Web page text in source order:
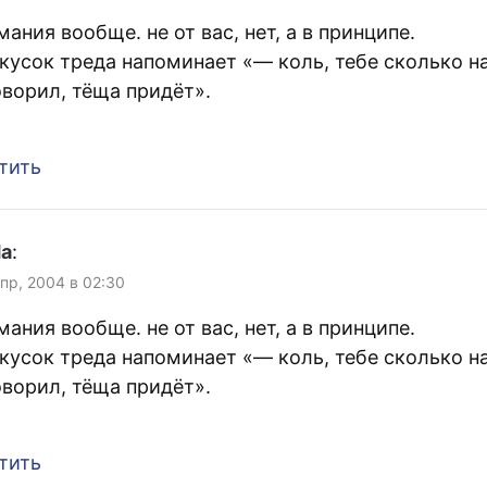
вообще. не от вас, нет, а в принципе.
треда напоминает «— коль, тебе сколько
тёща придёт».
:
2004 в 02:30
вообще. не от вас, нет, а в принципе.
треда напоминает «— коль, тебе сколько
тёща придёт».